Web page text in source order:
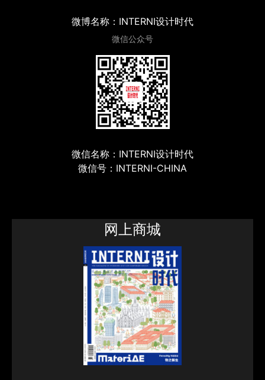
微博名称：INTERNI设计时代
微信公众号
微信名称：INTERNI设计时代
微信号：INTERNI-CHINA
网上商城